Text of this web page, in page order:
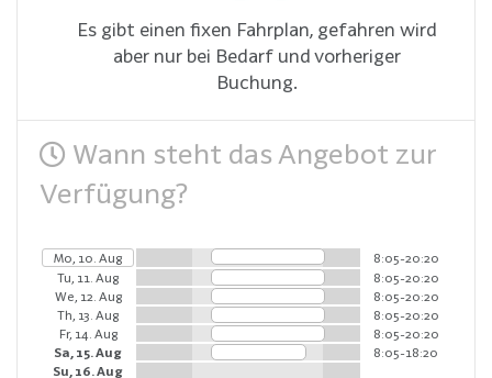
Es gibt einen fixen Fahrplan, gefahren wird
aber nur bei Bedarf und vorheriger
Buchung.
Wann steht das Angebot zur
Verfügung?
Mo, 10. Aug
8:05-20:20
Tu, 11. Aug
8:05-20:20
We, 12. Aug
8:05-20:20
Th, 13. Aug
8:05-20:20
Fr, 14. Aug
8:05-20:20
Sa, 15. Aug
8:05-18:20
Su, 16. Aug